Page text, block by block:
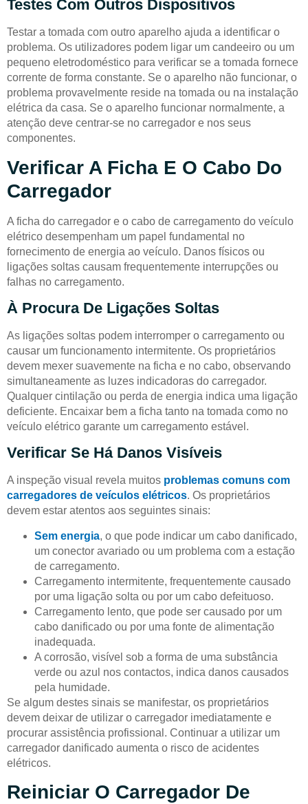
Testes Com Outros Dispositivos
Testar a tomada com outro aparelho ajuda a identificar o
problema. Os utilizadores podem ligar um candeeiro ou um
pequeno eletrodoméstico para verificar se a tomada fornece
corrente de forma constante. Se o aparelho não funcionar, o
problema provavelmente reside na tomada ou na instalação
elétrica da casa. Se o aparelho funcionar normalmente, a
atenção deve centrar-se no carregador e nos seus
componentes.
Verificar A Ficha E O Cabo Do
Carregador
A ficha do carregador e o cabo de carregamento do veículo
elétrico desempenham um papel fundamental no
fornecimento de energia ao veículo. Danos físicos ou
ligações soltas causam frequentemente interrupções ou
falhas no carregamento.
À Procura De Ligações Soltas
As ligações soltas podem interromper o carregamento ou
causar um funcionamento intermitente. Os proprietários
devem mexer suavemente na ficha e no cabo, observando
simultaneamente as luzes indicadoras do carregador.
Qualquer cintilação ou perda de energia indica uma ligação
deficiente. Encaixar bem a ficha tanto na tomada como no
veículo elétrico garante um carregamento estável.
Verificar Se Há Danos Visíveis
A inspeção visual revela muitos problemas comuns com
carregadores de veículos elétricos. Os proprietários
devem estar atentos aos seguintes sinais:
Sem energia, o que pode indicar um cabo danificado,
um conector avariado ou um problema com a estação
de carregamento.
Carregamento intermitente, frequentemente causado
por uma ligação solta ou por um cabo defeituoso.
Carregamento lento, que pode ser causado por um
cabo danificado ou por uma fonte de alimentação
inadequada.
A corrosão, visível sob a forma de uma substância
verde ou azul nos contactos, indica danos causados
pela humidade.
Se algum destes sinais se manifestar, os proprietários
devem deixar de utilizar o carregador imediatamente e
procurar assistência profissional. Continuar a utilizar um
carregador danificado aumenta o risco de acidentes
elétricos.
Reiniciar O Carregador De